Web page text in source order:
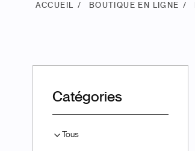
ACCUEIL BOUTIQUE EN LIGNE
Catégories
Tous